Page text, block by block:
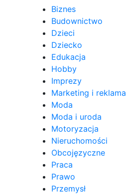
Biznes
Budownictwo
Dzieci
Dziecko
Edukacja
Hobby
Imprezy
Marketing i reklama
Moda
Moda i uroda
Motoryzacja
Nieruchomości
Obcojęzyczne
Praca
Prawo
Przemysł